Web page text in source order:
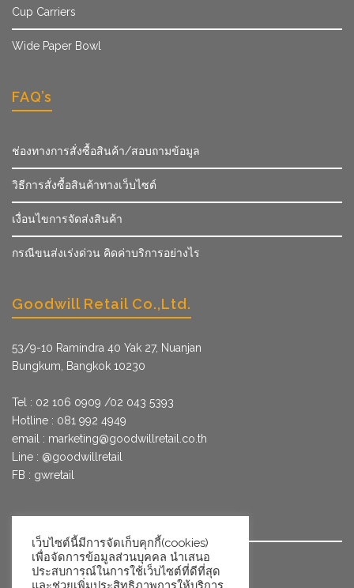
Cup Carriers
Wide Paper Bowl
FAQ’s
ช่องทางการสั่งซื้อสินค้า/สอบถามข้อมูล
วิธีการสั่งซื้อสินค้าทางเว็บไซต์
เงื่อนไขการจัดส่งสินค้า
กรณีขนส่งเร่งด่วน คิดค่าบริการอย่างไร
Goodwill Retail Co.,Ltd.
53/9­-10 Ramindra 40 Yak 27, Nuanjan
Bungkum, Bangkok 10230
Tel : 02 106 0909 /02 043 5393
Hotline : 081 992 4949
email : marketing@goodwillretail.co.th
Line : @goodwillretail
FB : gwretail
นโยบายข้อมูลส่วนบุคคล
เว็บไซต์นี้มีการจัดเก็บคุกกี้(cookies)
เพื่อจัดการข้อมูลส่วนบุคคล นำเสนอ
ประสบการณ์ในการใช้เว็บไซต์ที่ดีที่สุด
และช่วยเพิ่มประสิทธิภาพการให้บริการ